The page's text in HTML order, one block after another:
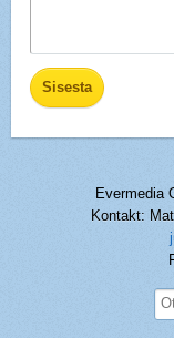
Evermedia
Kontakt: